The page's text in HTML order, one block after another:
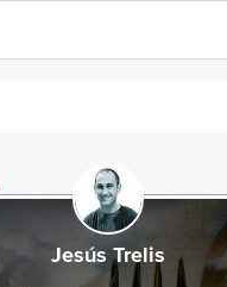
Jesús Trelis